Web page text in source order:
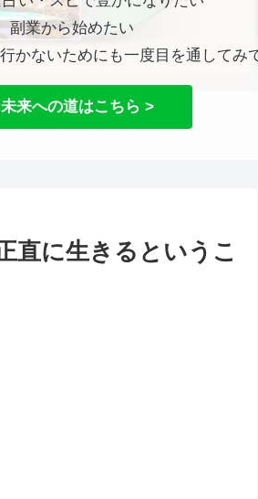
副業から始めたい
かないためにも一度目を通してみ
来への道はこちら >
直に生きるというこ